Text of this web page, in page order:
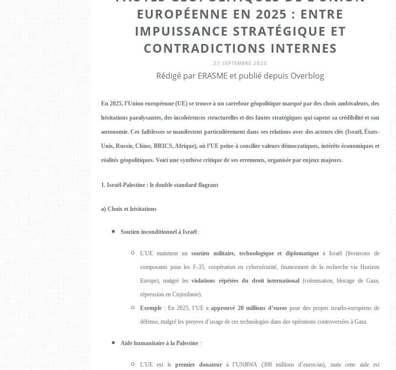
EUROPÉENNE EN 2025 : ENTRE
IMPUISSANCE STRATÉGIQUE ET
CONTRADICTIONS INTERNES
27 SEPTEMBRE 2025
Rédigé par ERASME et publié depuis Overblog
En 2025, l’Union européenne (UE) se trouve à un carrefour géopolitique marqué par des choix ambivalents, des
hésitations paralysantes, desincohérences structurelleset desfautes stratégiques qui sapent sa crédibilité et son
autonomie. Ces faiblesses se manifestent particulièrement dans ses relations avec des acteurs clés (Israël, États-
Unis, Russie, Chine, BRICS, Afrique), où l’UE peine à conciliervaleurs démocratiques, intérêts économiqueset
réalités géopolitiques. Voici une synthèse critique de ses errements, organisée par enjeux majeurs.
1. Israël-Palestine : le double standard flagrant
a) Choix et hésitations
Soutien inconditionnel à Israël :
L’UE maintient un soutien militaire, technologique et diplomatique à Israël (livraisons de
composants pour les F-35, coopération en cybersécurité, financement de la recherche via Horizon
Europe), malgré lesviolations répétées du droit international (colonisation, blocage de Gaza,
répression en Cisjordanie).
Exemple : En 2025, l’UE aapprouvé 20 millions d’eurospour des projets israélo-européens de
défense, malgré les preuves d’usage de ces technologies dans des opérations controversées à Gaza.
Aide humanitaire à la Palestine :
L’UE est lepremier donateurà l’UNRWA (300 millions d’euros/an), mais cette aide est